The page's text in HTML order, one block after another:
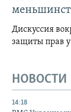
Дискуссия
защиты прав
НОВОСТИ
14:18